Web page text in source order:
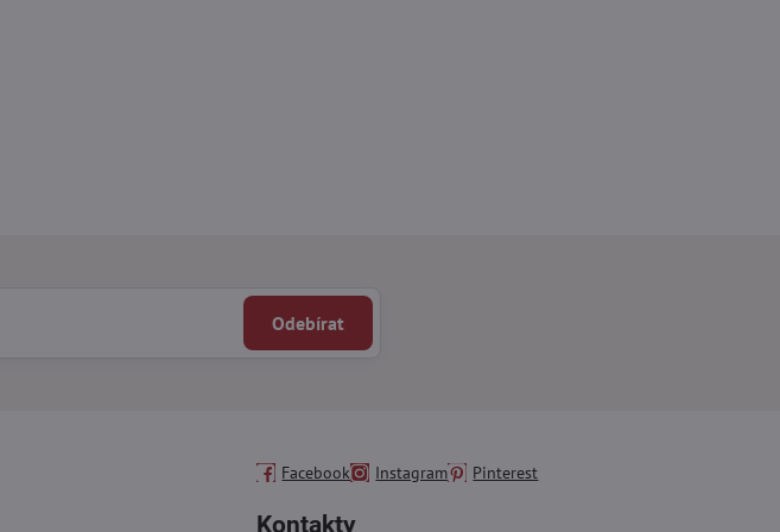
Odebírat
Facebook Instagram Pinterest
Kontakty